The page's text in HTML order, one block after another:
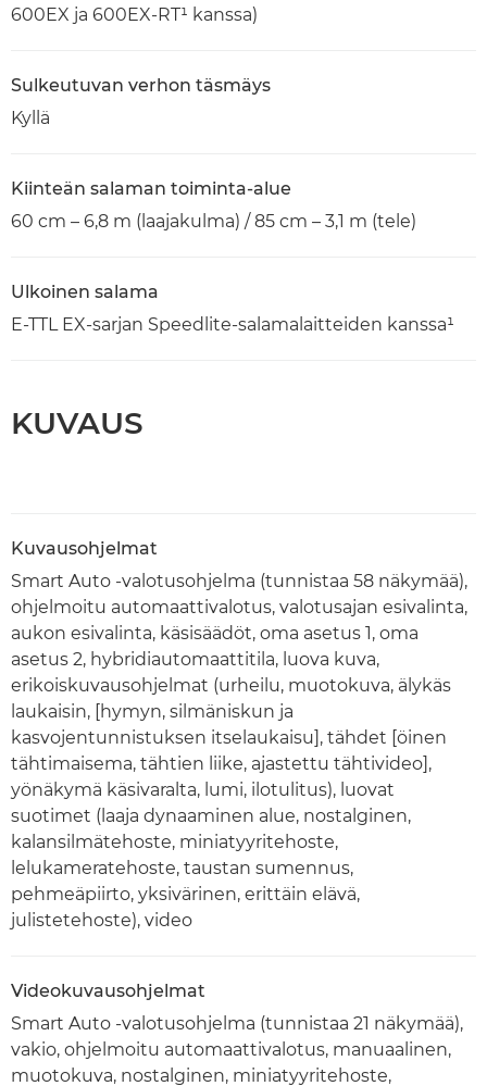
600EX ja 600EX-RT¹ kanssa)
Sulkeutuvan verhon täsmäys
Kyllä
Kiinteän salaman toiminta-alue
60 cm – 6,8 m (laajakulma) / 85 cm – 3,1 m (tele)
Ulkoinen salama
E-TTL EX-sarjan Speedlite-salamalaitteiden kanssa¹
KUVAUS
Kuvausohjelmat
Smart Auto -valotusohjelma (tunnistaa 58 näkymää),
ohjelmoitu automaattivalotus, valotusajan esivalinta,
aukon esivalinta, käsisäädöt, oma asetus 1, oma
asetus 2, hybridiautomaattitila, luova kuva,
erikoiskuvausohjelmat (urheilu, muotokuva, älykäs
laukaisin, [hymyn, silmäniskun ja
kasvojentunnistuksen itselaukaisu], tähdet [öinen
tähtimaisema, tähtien liike, ajastettu tähtivideo],
yönäkymä käsivaralta, lumi, ilotulitus), luovat
suotimet (laaja dynaaminen alue, nostalginen,
kalansilmätehoste, miniatyyritehoste,
lelukameratehoste, taustan sumennus,
pehmeäpiirto, yksivärinen, erittäin elävä,
julistetehoste), video
Videokuvausohjelmat
Smart Auto -valotusohjelma (tunnistaa 21 näkymää),
vakio, ohjelmoitu automaattivalotus, manuaalinen,
muotokuva, nostalginen, miniatyyritehoste,